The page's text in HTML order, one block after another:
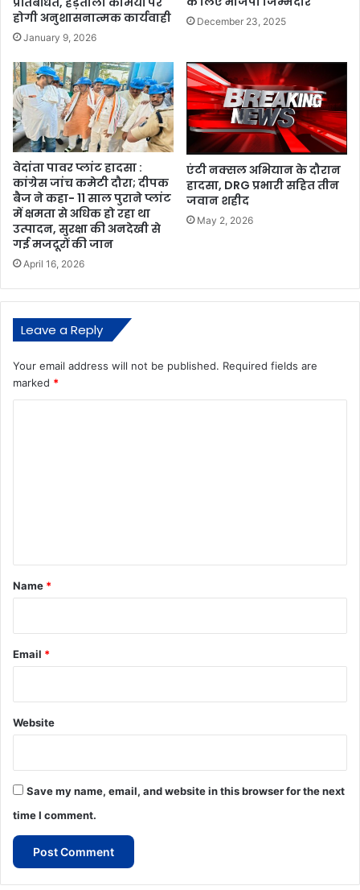
होगी अनुशासनात्मक कार्यवाही
January 9, 2026
December 23, 2025
वेदांता पावर प्लांट हादसा :
कांग्रेस जांच कमेटी दौरा; दीपक
बैज ने कहा- 11 साल पुराने प्लांट
में क्षमता से अधिक हो रहा था
उत्पादन, सुरक्षा की अनदेखी से
गई मजदूरों की जान
April 16, 2026
एंटी नक्सल अभियान के दौरान
हादसा, DRG प्रभारी सहित तीन
जवान शहीद
May 2, 2026
Leave a Reply
Your email address will not be published. Required fields are
marked *
*
Name *
Email *
Website
Save my name, email, and website in this browser for the next
time I comment.